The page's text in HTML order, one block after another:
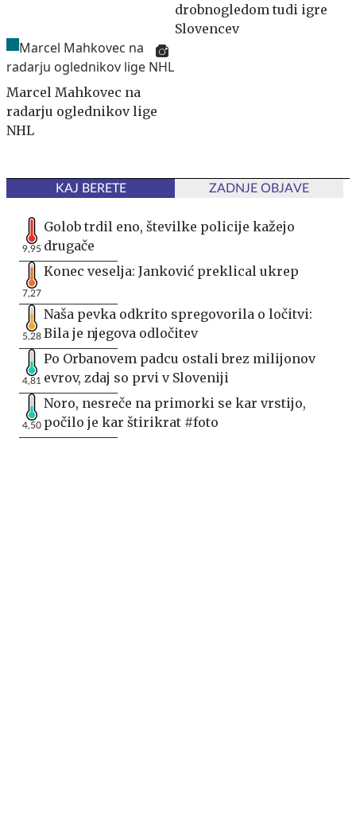
drobnogledom tudi igre
Slovencev
Marcel Mahkovec na
radarju oglednikov lige
NHL
KAJ BERETE ZADNJE OBJAVE
9,95
Golob trdil eno, številke policije kažejo
drugače
7,27
Konec veselja: Janković preklical ukrep
5,28
Naša pevka odkrito spregovorila o ločitvi:
Bila je njegova odločitev
4,81
Po Orbanovem padcu ostali brez milijonov
evrov, zdaj so prvi v Sloveniji
4,50
Noro, nesreče na primorki se kar vrstijo,
počilo je kar štirikrat #foto